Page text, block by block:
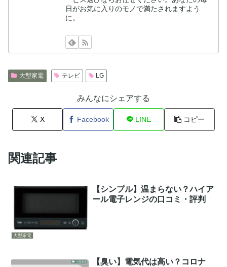
日がお気に入りのモノで満たされますよう
に。
大型家電 テレビ LG
みんなにシェアする
X Facebook LINE コピー
関連記事
大型家電
【シンプル】温まらない？ハイア
ール電子レンジの口コミ・評判
【臭い】電気代は高い？コロナ